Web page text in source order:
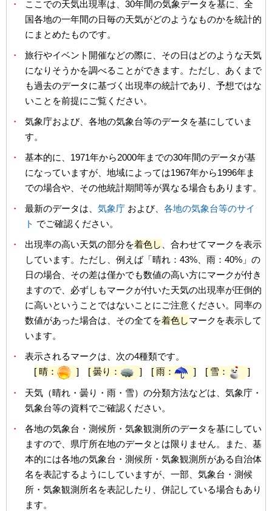
・
ここでの天気出現率は、30年間の気象データを基に、全
国各地の一年間の日毎の天気がどのようなものかを統計的
にまとめたものです。
・
旅行やイベント開催などの際に、その日はどのような天気
になりそうかを調べることができます。ただし、あくまで
も過去のデータに基づく出現率の統計であり、予想ではな
いことを前提にご覧ください。
・
気象庁および、各地の気象台等のデータを基にしていま
す。
・
基本的に、1971年から2000年までの30年間のデータが基
になっていますが、地域によっては1967年から1996年ま
での場合や、その他統計期間等が異なる場合もあります。
・
最新のデータは、 気象庁 および、 各地の気象台等のサイ
ト でご確認ください。
・
出現率の高い天気の部分を着色し
、合わせてマークを表示
しています。ただし、例えば「晴れ：43%、雨：40%」の
日の場合、その差は僅かでも数値の高い方にマークが付き
ますので、必ずしもマークが付いた天気の出現率が圧倒的
に高いということではないことにご注意ください。同率の
数値があった場合は、その全てを着色しマークを表示して
います。
・
表示されるマークは、次の4種類です。
[ 晴：
] [ 曇り： ] [ 雨： ] [ 雪： ]
・
天気（晴れ・曇り・雨・雪）の分類方法などは、気象庁・
気象台等の資料でご確認ください。
・
各地の気象台・測候所・気象観測所のデータを基にしてい
ますので、県庁所在地のデータとは限りません。また、基
本的には各地の気象台・測候所・気象観測所がある自治体
名を表記するようにしていますが、一部、気象台・測候
所・気象観測所名を表記したり、併記している場合もあり
ます。